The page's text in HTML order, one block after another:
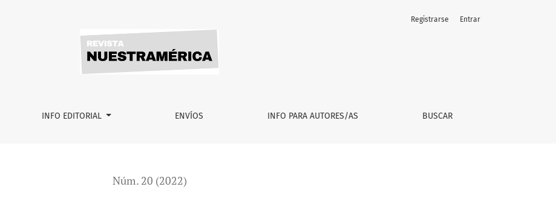
finanzas: nuevas rutas de extracción financiera
INFO EDITORIAL ENVÍOS INFO PARA AUTORES/AS BUSCAR
Registrarse Entrar
Núm. 20 (2022)